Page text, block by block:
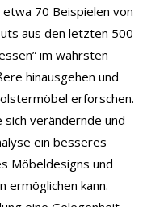
70 Beispielen von
aus den letzten 500
im wahrsten
hinausgehen und
erforschen.
sich verändernde und
ein besseres
Möbeldesigns und
ermöglichen kann.